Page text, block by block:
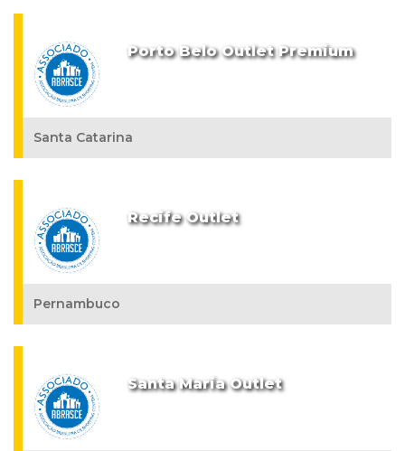
Porto Belo Outlet Premium
Santa Catarina
Recife Outlet
Pernambuco
Santa Maria Outlet